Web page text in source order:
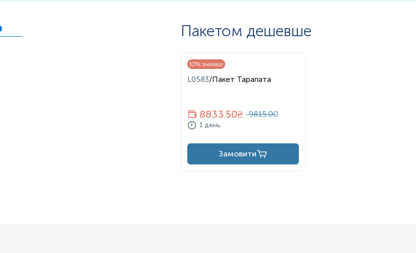
Пакетом дешевше
10% знижки
L0583/Пакет Тарапата
8833.50₴ 9815.00
1 день
Замовити